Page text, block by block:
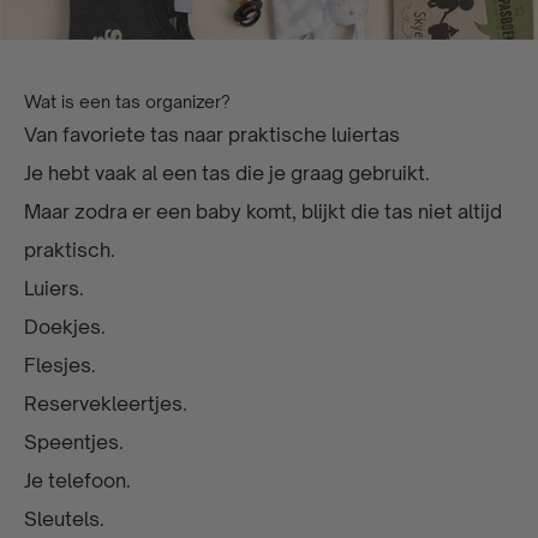
Wat is een tas organizer?
Van favoriete tas naar praktische luiertas
Je hebt vaak al een tas die je graag gebruikt.
Maar zodra er een baby komt, blijkt die tas niet altijd
praktisch.
Luiers.
Doekjes.
Flesjes.
Reservekleertjes.
Speentjes.
Je telefoon.
Sleutels.